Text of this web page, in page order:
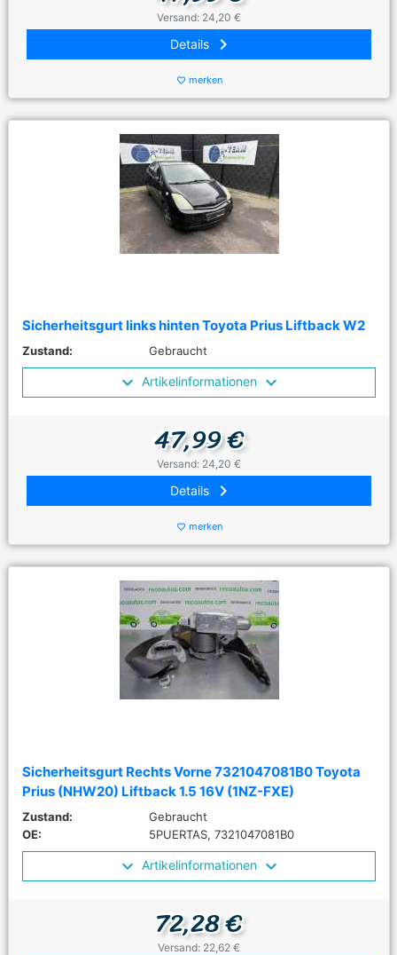
Versand: 24,20 €
Details keyboard_arrow_right
favorite_border merken
Sicherheitsgurt links hinten Toyota Prius Liftback W2
Zustand: Gebraucht
Artikelinformationen
47,99 €
Versand: 24,20 €
Details keyboard_arrow_right
favorite_border merken
Sicherheitsgurt Rechts Vorne 7321047081B0 Toyota
Prius (NHW20) Liftback 1.5 16V (1NZ-FXE)
Zustand:
Gebraucht
OE:
5PUERTAS, 7321047081B0
Artikelinformationen
72,28 €
Versand: 22,62 €